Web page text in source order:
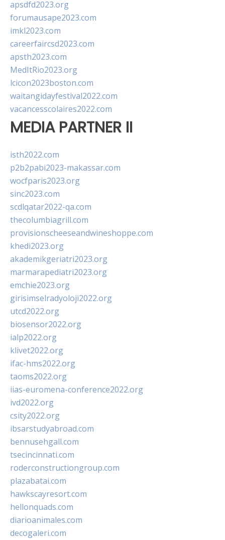
apsdfd2023.org
forumausape2023.com
imkl2023.com
careerfaircsd2023.com
apsth2023.com
MedItRio2023.org
lcicon2023boston.com
waitangidayfestival2022.com
vacancesscolaires2022.com
MEDIA PARTNER II
isth2022.com
p2b2pabi2023-makassar.com
wocfparis2023.org
sinc2023.com
scdlqatar2022-qa.com
thecolumbiagrill.com
provisionscheeseandwineshoppe.com
khedi2023.org
akademikgeriatri2023.org
marmarapediatri2023.org
emchie2023.org
girisimselradyoloji2022.org
utcd2022.org
biosensor2022.org
ialp2022.org
klivet2022.org
ifac-hms2022.org
taoms2022.org
iias-euromena-conference2022.org
ivd2022.org
csity2022.org
ibsarstudyabroad.com
bennusehgall.com
tsecincinnati.com
roderconstructiongroup.com
plazabatai.com
hawkscayresort.com
hellonquads.com
diarioanimales.com
decogaleri.com